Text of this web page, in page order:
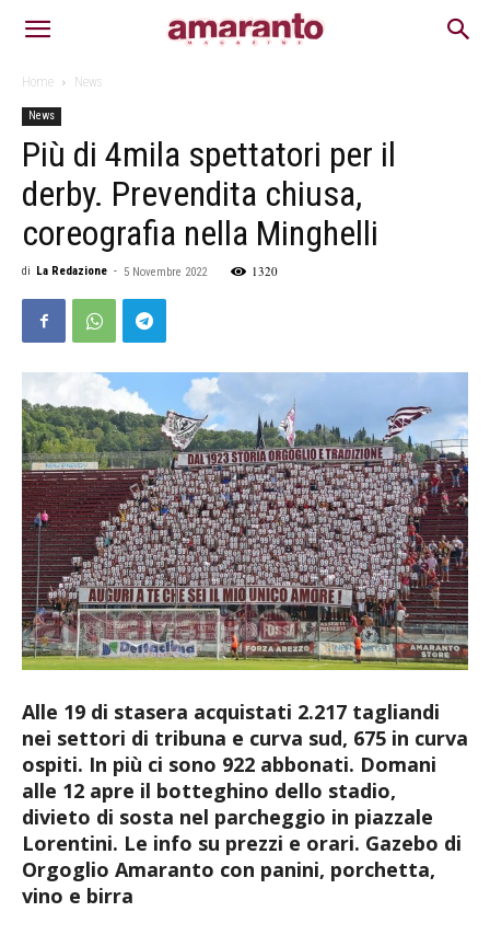
Home News
News
Più di 4mila spettatori per il
derby. Prevendita chiusa,
coreografia nella Minghelli
di La Redazione - 5 Novembre 2022 1320
Alle 19 di stasera acquistati 2.217 tagliandi
nei settori di tribuna e curva sud, 675 in curva
ospiti. In più ci sono 922 abbonati. Domani
alle 12 apre il botteghino dello stadio,
divieto di sosta nel parcheggio in piazzale
Lorentini. Le info su prezzi e orari. Gazebo di
Orgoglio Amaranto con panini, porchetta,
vino e birra